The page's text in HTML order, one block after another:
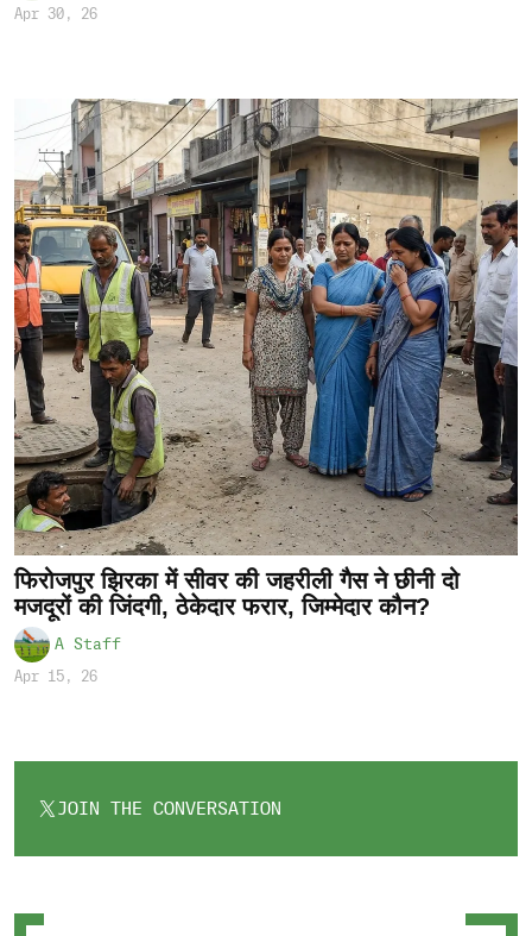
Apr 30, 26
फिरोजपुर झिरका में सीवर की जहरीली गैस ने छीनी दो
मजदूरों की जिंदगी, ठेकेदार फरार, जिम्मेदार कौन?
A Staff
Apr 15, 26
JOIN THE CONVERSATION
OPENS